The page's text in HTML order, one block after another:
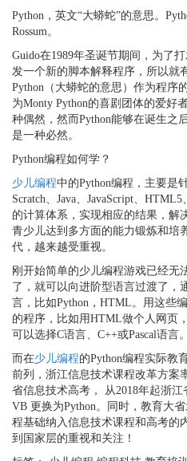
Python，英文“大蟒蛇”的意思。
Rossum。
Guido在1989年圣诞节期间，为了
发一个新的脚本解释程序，所以就
Python（大蟒蛇的意思）作为程序
为Monty Python的喜剧团体的爱好
种偶然，然而Python能够在诞生之
是一种必然。
Python编程如何学？
少儿编程中的Python编程，主要是
Scratch、Java、JavaScript、
的计算体系，实现相应的结果，解
青少儿达到多方面的能力锻炼和培
代，越来越受重视。
刚开始简单的少儿编程游戏已经无
了，就可以向进阶型语言过渡了，
言，比如Python，HTML。用这些
的程序，比如用HTML做个人网页
可以选择C语言、C++或Pascal语言。
而在少儿编程的Python编程实际教
前列，浙江信息技术课程改革方案
省信息技术高考， 从2018年起浙
VB 更换为Python。同时，教育大
程基础纳入信息技术课程和高考的
到国家层的重视和关注！